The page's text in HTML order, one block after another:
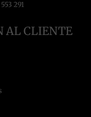
291
AL CLIENTE